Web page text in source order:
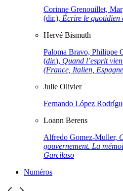
Corinne Grenouillet,
(dir.), Écrire le quotidien
Hervé Bismuth
Paloma Bravo, Philippe
(dir.), Quand l’esprit
(France, Italien,
Julie Olivier
Fernando López
Loann Berens
Alfredo Gomez-Muller,
gouvernement. La
Garcilaso
Numéros